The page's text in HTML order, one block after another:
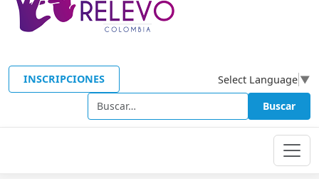
INSCRIPCIONES Select Language ▼
Buscar Buscar